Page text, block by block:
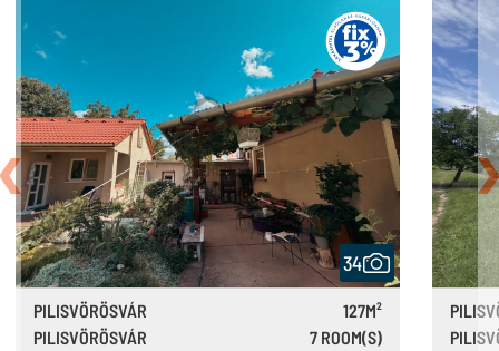
34
PILISVÖRÖSVÁR
127M²
PILISVÖRÖSVÁR
7 ROOM(S)
Back